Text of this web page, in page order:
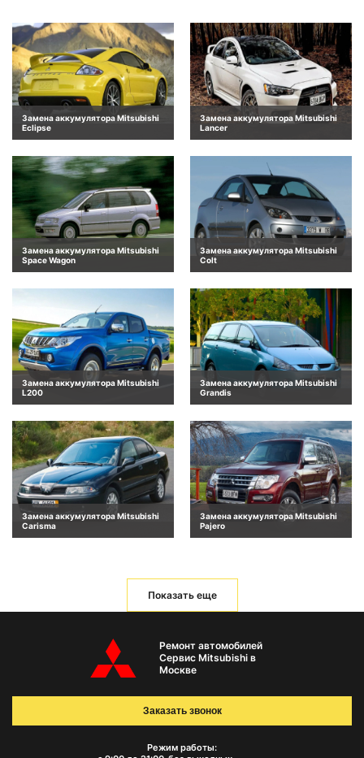
Замена аккумулятора Mitsubishi
Eclipse
Замена аккумулятора Mitsubishi
Lancer
Замена аккумулятора Mitsubishi
Space Wagon
Замена аккумулятора Mitsubishi
Colt
Замена аккумулятора Mitsubishi
L200
Замена аккумулятора Mitsubishi
Grandis
Замена аккумулятора Mitsubishi
Carisma
Замена аккумулятора Mitsubishi
Pajero
Показать еще
Ремонт автомобилей
Сервис Mitsubishi в
Москве
Режим работы:
Заказать звонок